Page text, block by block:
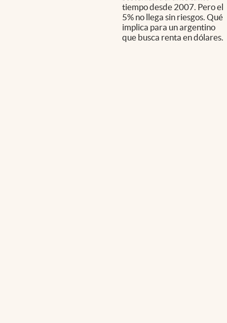
tiempo desde 2007. Pero el
5% no llega sin riesgos. Qué
implica para un argentino
que busca renta en dólares.